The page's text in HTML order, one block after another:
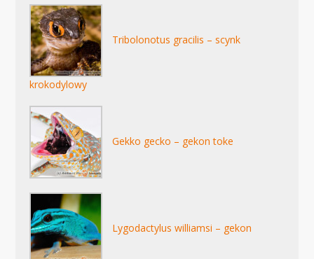
Tribolonotus gracilis – scynk
krokodylowy
Gekko gecko – gekon toke
Lygodactylus williamsi – gekon